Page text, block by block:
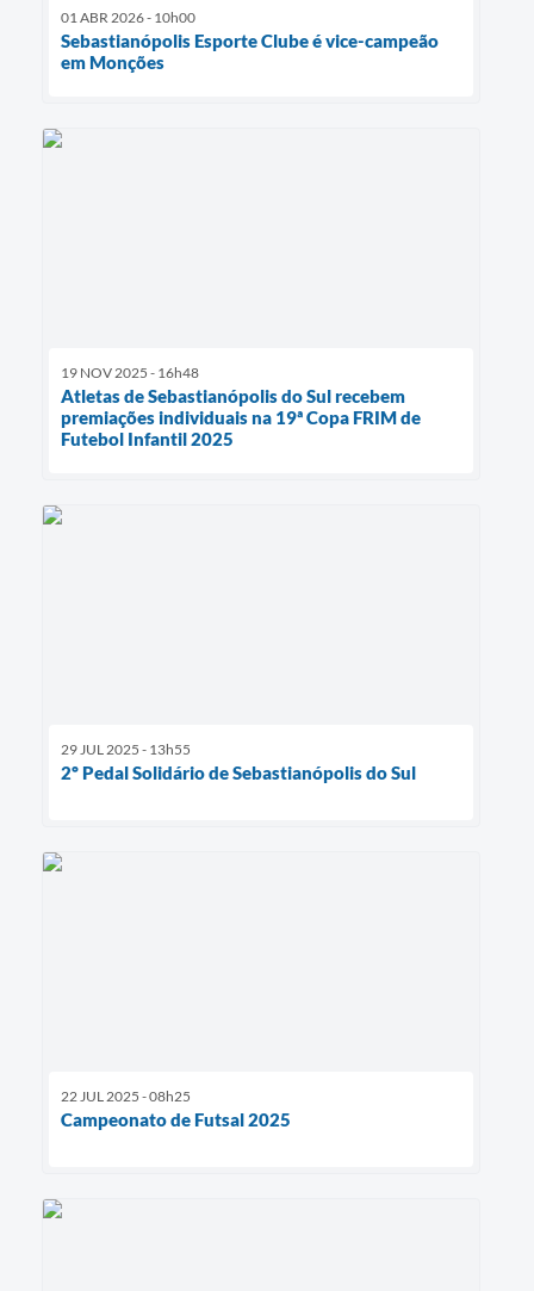
01 ABR 2026 - 10h00
Sebastianópolis Esporte Clube é vice-campeão
em Monções
19 NOV 2025 - 16h48
Atletas de Sebastianópolis do Sul recebem
premiações individuais na 19ª Copa FRIM de
Futebol Infantil 2025
29 JUL 2025 - 13h55
2º Pedal Solidário de Sebastianópolis do Sul
22 JUL 2025 - 08h25
Campeonato de Futsal 2025